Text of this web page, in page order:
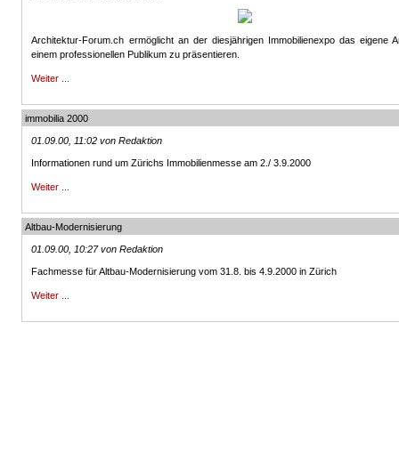
Architektur-Forum.ch ermöglicht an der diesjährigen Immobilienexpo das eigene
einem professionellen Publikum zu präsentieren.
Weiter ...
immobilia 2000
01.09.00, 11:02 von Redaktion
Informationen rund um Zürichs Immobilienmesse am 2./ 3.9.2000
Weiter ...
Altbau-Modernisierung
01.09.00, 10:27 von Redaktion
Fachmesse für Altbau-Modernisierung vom 31.8. bis 4.9.2000 in Zürich
Weiter ...